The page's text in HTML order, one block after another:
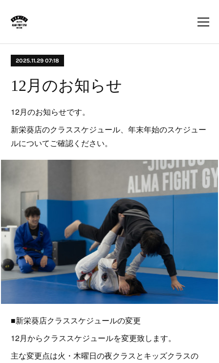
2025.11.29 07:18
12月のお知らせ
12月のお知らせです。
新栄葵店のクラススケジュール、年末年始のスケジュー
ルについてご確認ください。
■新栄葵店クラススケジュールの変更
12月からクラススケジュールを変更致します。
主な変更点は火・木曜日の夜クラスとキッズクラスの